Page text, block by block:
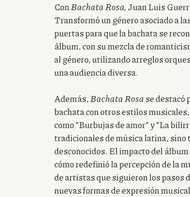
ConBachata Rosa, Juan Luis
Transformó un género asociado a
puertas para que la bachata se
álbum, con su mezcla de
al género, utilizando arreglos
una audiencia diversa.
Además,Bachata Rosase destacó
bachata con otros estilos
como “Burbujas de amor” y “La
tradicionales de música latina,
desconocidos. El impacto del
cómo redefinió la percepción de la
de artistas que siguieron los pasos
nuevas formas de expresión